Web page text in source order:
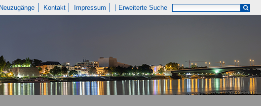
Neuzugänge Kontakt Impressum Erweiterte Suche